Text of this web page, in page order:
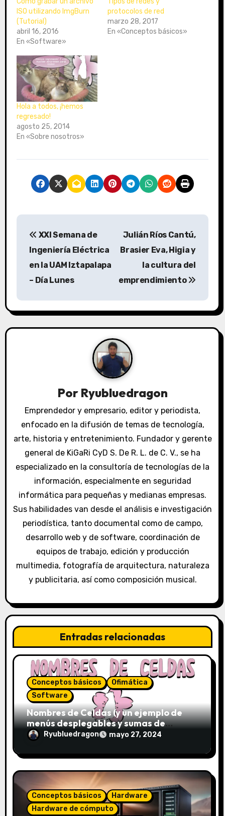
ISO utilizando ImgBurn
(Tutorial)
abril 16, 2016
En «Software»
protocolos de red
marzo 28, 2017
En «Conceptos básicos»
Hola a todos, ¡hemos
regresado!
agosto 25, 2014
En «Sobre nosotros»
N
g
a
n
d
e
e
n
t
r
d
s
XXI Semana de
Ingeniería Eléctrica
en la UAM Iztapalapa
– Día Lunes
Julián Ríos Cantú,
Brasier Eva, Higia y
la cultura del
emprendimiento
Por Ryubluedragon
Emprendedor y empresario, editor y periodista,
enfocado en la difusión de temas de tecnología,
arte, historia y entretenimiento. Fundador y gerente
general de KiGaRi CyD S. De R. L. de C. V., se ha
especializado en la consultoría de tecnologías de la
información, especialmente en seguridad
informática para pequeñas y medianas empresas.
Sus habilidades van desde el análisis e investigación
periodística, tanto documental como de campo,
desarrollo web y de software, coordinación de
equipos de trabajo, edición y producción
multimedia, fotografía de arquitectura, naturaleza
y publicitaria, así como composición musical.
Entradas relacionadas
Conceptos básicos
Ofimática
Software
Nombres de Celdas (y un ejemplo de
menús desplegables y sumas de
conjuntos)
Ryubluedragon mayo 27, 2024
Conceptos básicos
Hardware
Hardware de cómputo